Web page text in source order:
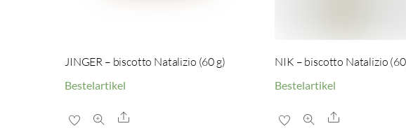
JINGER – biscotto Natalizio (60 g)
Bestelartikel
Share
NIK – biscotto Natalizio (60
Bestelartikel
Share